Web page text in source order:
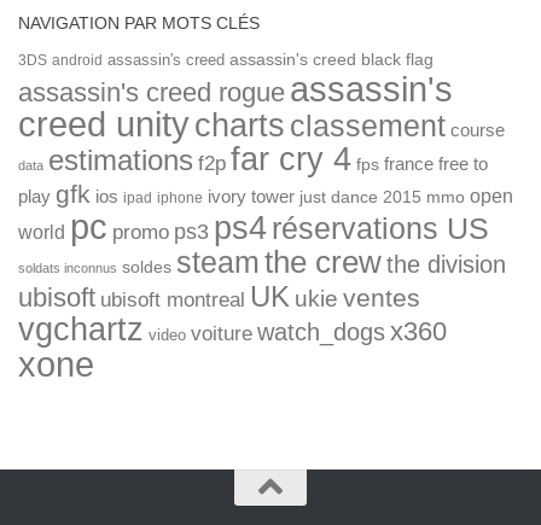
NAVIGATION PAR MOTS CLÉS
3DS android assassin's creed assassin's creed black flag
assassin's creed rogue assassin's
creed unitycharts classement course
data estimations f2p far cry 4 fps france free to
play gfk ios ipad iphone ivory tower just dance 2015 mmo open
world pc promo ps3 ps4réservations US
soldats inconnus soldes steamthe crewthe division
ubisoft ubisoft montreal UK ukie ventes
vgchartz video voiture watch_dogsx360
xone